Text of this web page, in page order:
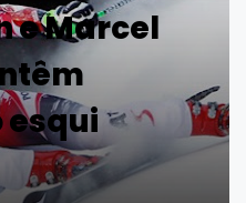
e Marcel
esqui